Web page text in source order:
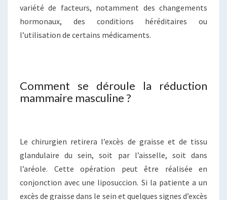
variété de facteurs, notamment des changements
hormonaux, des conditions héréditaires ou
l’utilisation de certains médicaments.
Comment se déroule la réduction
mammaire masculine ?
Le chirurgien retirera l’excès de graisse et de tissu
glandulaire du sein, soit par l’aisselle, soit dans
l’aréole. Cette opération peut être réalisée en
conjonction avec une liposuccion. Si la patiente a un
excès de graisse dans le sein et quelques signes d’excès